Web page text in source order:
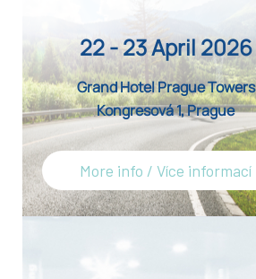
22 - 23 April 2026
Grand Hotel Prague Towers
Kongresová 1, Prague
More info / Více informací